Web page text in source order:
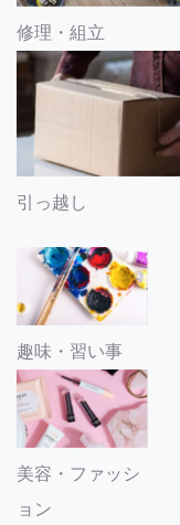
修理・組立
引っ越し
趣味・習い事
美容・ファッシ
ョン